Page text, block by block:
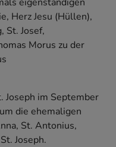
Herz Jesu (Hüllen),
St. Josef,
Morus zu der
Joseph im September
die ehemaligen
St. Antonius,
Joseph.